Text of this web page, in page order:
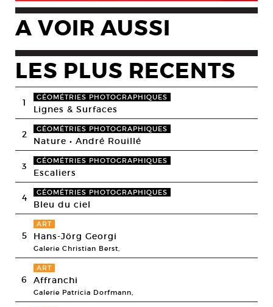
A VOIR AUSSI
LES PLUS RECENTS
1 GÉOMÉTRIES PHOTOGRAPHIQUES
Lignes & Surfaces
2 GÉOMÉTRIES PHOTOGRAPHIQUES
Nature • André Rouillé
3 GÉOMÉTRIES PHOTOGRAPHIQUES
Escaliers
4 GÉOMÉTRIES PHOTOGRAPHIQUES
Bleu du ciel
5
ART
Hans-Jörg Georgi
Galerie Christian Berst,
6
ART
Affranchi
Galerie Patricia Dorfmann,